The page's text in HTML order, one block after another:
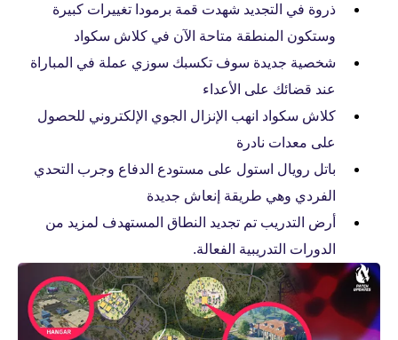
ذروة في التجديد شهدت قمة برمودا تغييرات كبيرة
وستكون المنطقة متاحة الآن في كلاش سكواد
شخصية جديدة سوف تكسبك سوزي عملة في المباراة
عند قضائك على الأعداء
كلاش سكواد انهب الإنزال الجوي الإلكتروني للحصول
على معدات نادرة
باتل رويال استول على مستودع الدفاع وجرب التحدي
الفردي وهي طريقة إنعاش جديدة
أرض التدريب تم تجديد النطاق المستهدف لمزيد من
الدورات التدريبية الفعالة.